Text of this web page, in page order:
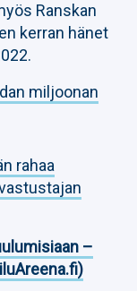
Ranskan
kerran hänet
miljoonan
rahaa
–